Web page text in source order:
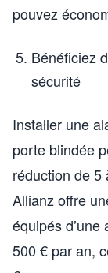
pouvez
Bénéficiez
sécurité
Installer une
porte blindée
réduction de 5
Allianz offre
équipés
500 € par an,